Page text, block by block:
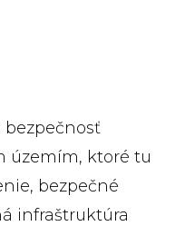
bezpečnosť
územím, ktoré tu
bezpečné
infraštruktúra